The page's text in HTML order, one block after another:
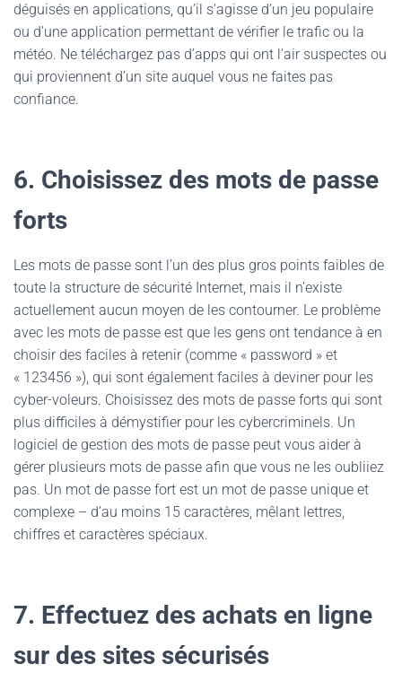
déguisés en applications, qu’il s’agisse d’un jeu populaire
ou d’une application permettant de vérifier le trafic ou la
météo. Ne téléchargez pas d’apps qui ont l’air suspectes ou
qui proviennent d’un site auquel vous ne faites pas
confiance.
6. Choisissez des mots de passe
forts
Les mots de passe sont l’un des plus gros points faibles de
toute la structure de sécurité Internet, mais il n’existe
actuellement aucun moyen de les contourner. Le problème
avec les mots de passe est que les gens ont tendance à en
choisir des faciles à retenir (comme « password » et
« 123456 »), qui sont également faciles à deviner pour les
cyber-voleurs. Choisissez des mots de passe forts qui sont
plus difficiles à démystifier pour les cybercriminels. Un
logiciel de gestion des mots de passe peut vous aider à
gérer plusieurs mots de passe afin que vous ne les oubliiez
pas. Un mot de passe fort est un mot de passe unique et
complexe – d’au moins 15 caractères, mêlant lettres,
chiffres et caractères spéciaux.
7. Effectuez des achats en ligne
sur des sites sécurisés